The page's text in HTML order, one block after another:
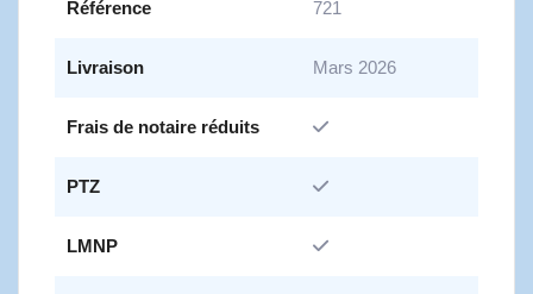
Référence 721
Livraison Mars 2026
Frais de notaire réduits
PTZ
LMNP